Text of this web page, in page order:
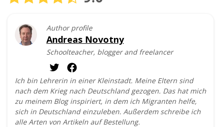
Author profile
Andreas Novotny
Schoolteacher, blogger and freelancer
Ich bin Lehrerin in einer Kleinstadt. Meine Eltern sind
nach dem Krieg nach Deutschland gezogen. Das hat mich
zu meinem Blog inspiriert, in dem ich Migranten helfe,
sich in Deutschland einzuleben. Außerdem schreibe ich
alle Arten von Artikeln auf Bestellung.